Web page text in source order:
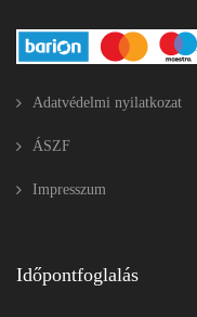
Adatvédelmi nyilatkozat
ÁSZF
Impresszum
Időpontfoglalás